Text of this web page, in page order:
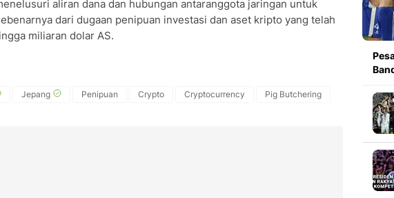
aliran dana dan hubungan antaranggota jaringan untuk
dari dugaan penipuan investasi dan aset kripto yang telah
miliaran dolar AS.
Jepang Penipuan Crypto Cryptocurrency Pig Butchering